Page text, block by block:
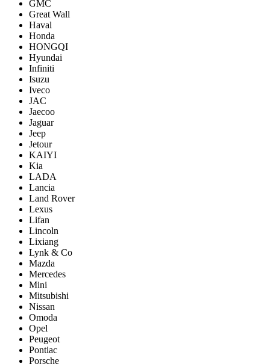
GMC
Great Wall
Haval
Honda
HONGQI
Hyundai
Infiniti
Isuzu
Iveco
JAC
Jaecoo
Jaguar
Jeep
Jetour
KAIYI
Kia
LADA
Lancia
Land Rover
Lexus
Lifan
Lincoln
Lixiang
Lynk & Co
Mazda
Mercedes
Mini
Mitsubishi
Nissan
Omoda
Opel
Peugeot
Pontiac
Porsсhe